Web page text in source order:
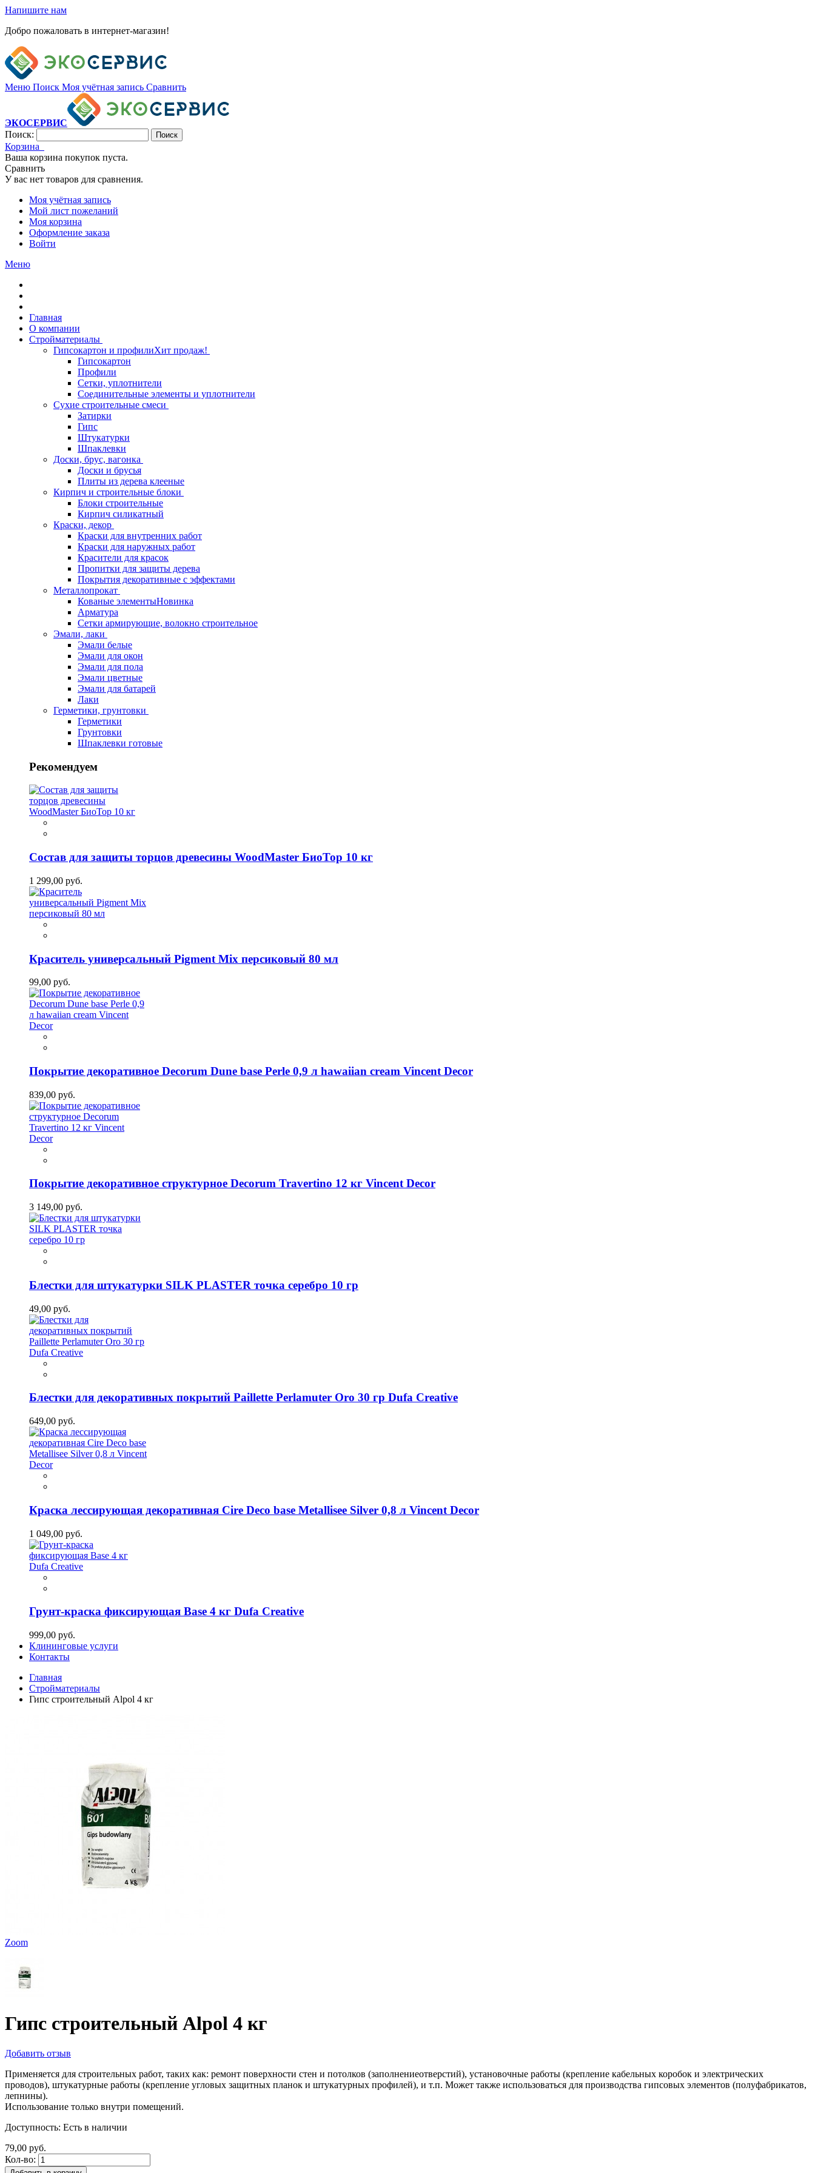
Напишите нам
Добро пожаловать в интернет-магазин!
Меню Поиск Моя учётная запись Сравнить
ЭКОСЕРВИС
Поиск:
Поиск
Корзина
Ваша корзина покупок пуста.
Сравнить
У вас нет товаров для сравнения.
Моя учётная запись
Мой лист пожеланий
Моя корзина
Оформление заказа
Войти
Меню
Главная
О компании
Стройматериалы
Гипсокартон и профилиХит продаж!
Гипсокартон
Профили
Сетки, уплотнители
Соединительные элементы и уплотнители
Сухие строительные смеси
Затирки
Гипс
Штукатурки
Шпаклевки
Доски, брус, вагонка
Доски и брусья
Плиты из дерева клееные
Кирпич и строительные блоки
Блоки строительные
Кирпич силикатный
Краски, декор
Краски для внутренних работ
Краски для наружных работ
Красители для красок
Пропитки для защиты дерева
Покрытия декоративные с эффектами
Металлопрокат
Кованые элементыНовинка
Арматура
Сетки армирующие, волокно строительное
Эмали, лаки
Эмали белые
Эмали для окон
Эмали для пола
Эмали цветные
Эмали для батарей
Лаки
Герметики, грунтовки
Герметики
Грунтовки
Шпаклевки готовые
Рекомендуем
Состав для защиты торцов древесины WoodMaster БиоТор 10 кг
1 299,00 руб.
Краситель универсальный Pigment Mix персиковый 80 мл
99,00 руб.
Покрытие декоративное Decorum Dune base Perle 0,9 л hawaiian cream Vincent Decor
839,00 руб.
Покрытие декоративное структурное Decorum Travertino 12 кг Vincent Decor
3 149,00 руб.
Блестки для штукатурки SILK PLASTER точка серебро 10 гр
49,00 руб.
Блестки для декоративных покрытий Paillette Perlamuter Oro 30 гр Dufa Creative
649,00 руб.
Краска лессирующая декоративная Cire Deco base Metallisee Silver 0,8 л Vincent Decor
1 049,00 руб.
Грунт-краска фиксирующая Base 4 кг Dufa Creative
999,00 руб.
Клининговые услуги
Контакты
Главная
Стройматериалы
Гипс строительный Alpol 4 кг
Zoom
Гипс строительный Alpol 4 кг
Добавить отзыв
Применяется для строительных работ, таких как: ремонт поверхности стен и потолков (заполнениеотверстий), установочные работы (крепление кабельных коробок и электрических
проводов), штукатурные работы (крепление угловых защитных планок и штукатурных профилей), и т.п. Может также использоваться для производства гипсовых элементов (полуфабрикатов,
лепнины).
Использование только внутри помещений.
Доступность: Есть в наличии
79,00 руб.
Кол-во: